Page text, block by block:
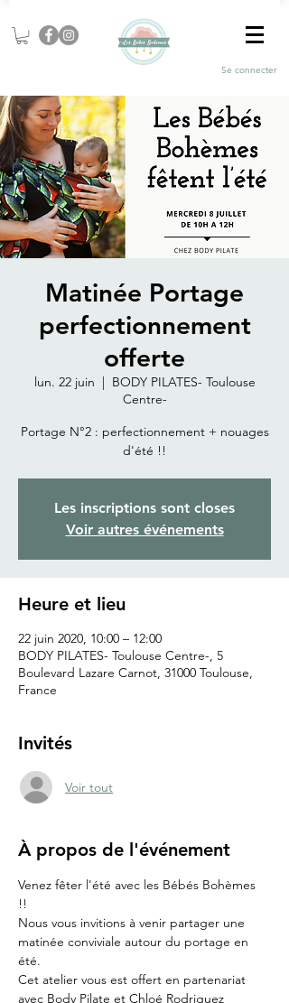
Se connecter
Matinée Portage
perfectionnement
offerte
lun. 22 juin
  |
BODY PILATES- Toulouse
Centre-
Portage N°2 : perfectionnement + nouages
d'été !!
Les inscriptions sont closes
Voir autres événements
Heure et lieu
22 juin 2020, 10:00 – 12:00
BODY PILATES- Toulouse Centre-, 5
Boulevard Lazare Carnot, 31000 Toulouse,
France
Invités
Voir tout
À propos de l'événement
Venez fêter l'été avec les Bébés Bohèmes
!!
Nous vous invitions à venir partager une
matinée conviviale autour du portage en
été.
Cet atelier vous est offert en partenariat
avec Body Pilate et Chloé Rodriguez